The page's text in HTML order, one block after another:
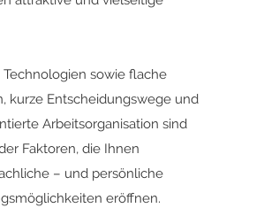
sowie flache
kurze Entscheidungswege und
Arbeitsorganisation sind
Faktoren, die Ihnen
– und persönliche
eröffnen.